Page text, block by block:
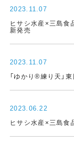
2023.11.07
ヒサシ水産×三島食
新発売
2023.11.07
「ゆかり®練り天」
2023.06.22
ヒサシ水産×三島食